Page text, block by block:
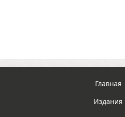
Главная
Издания